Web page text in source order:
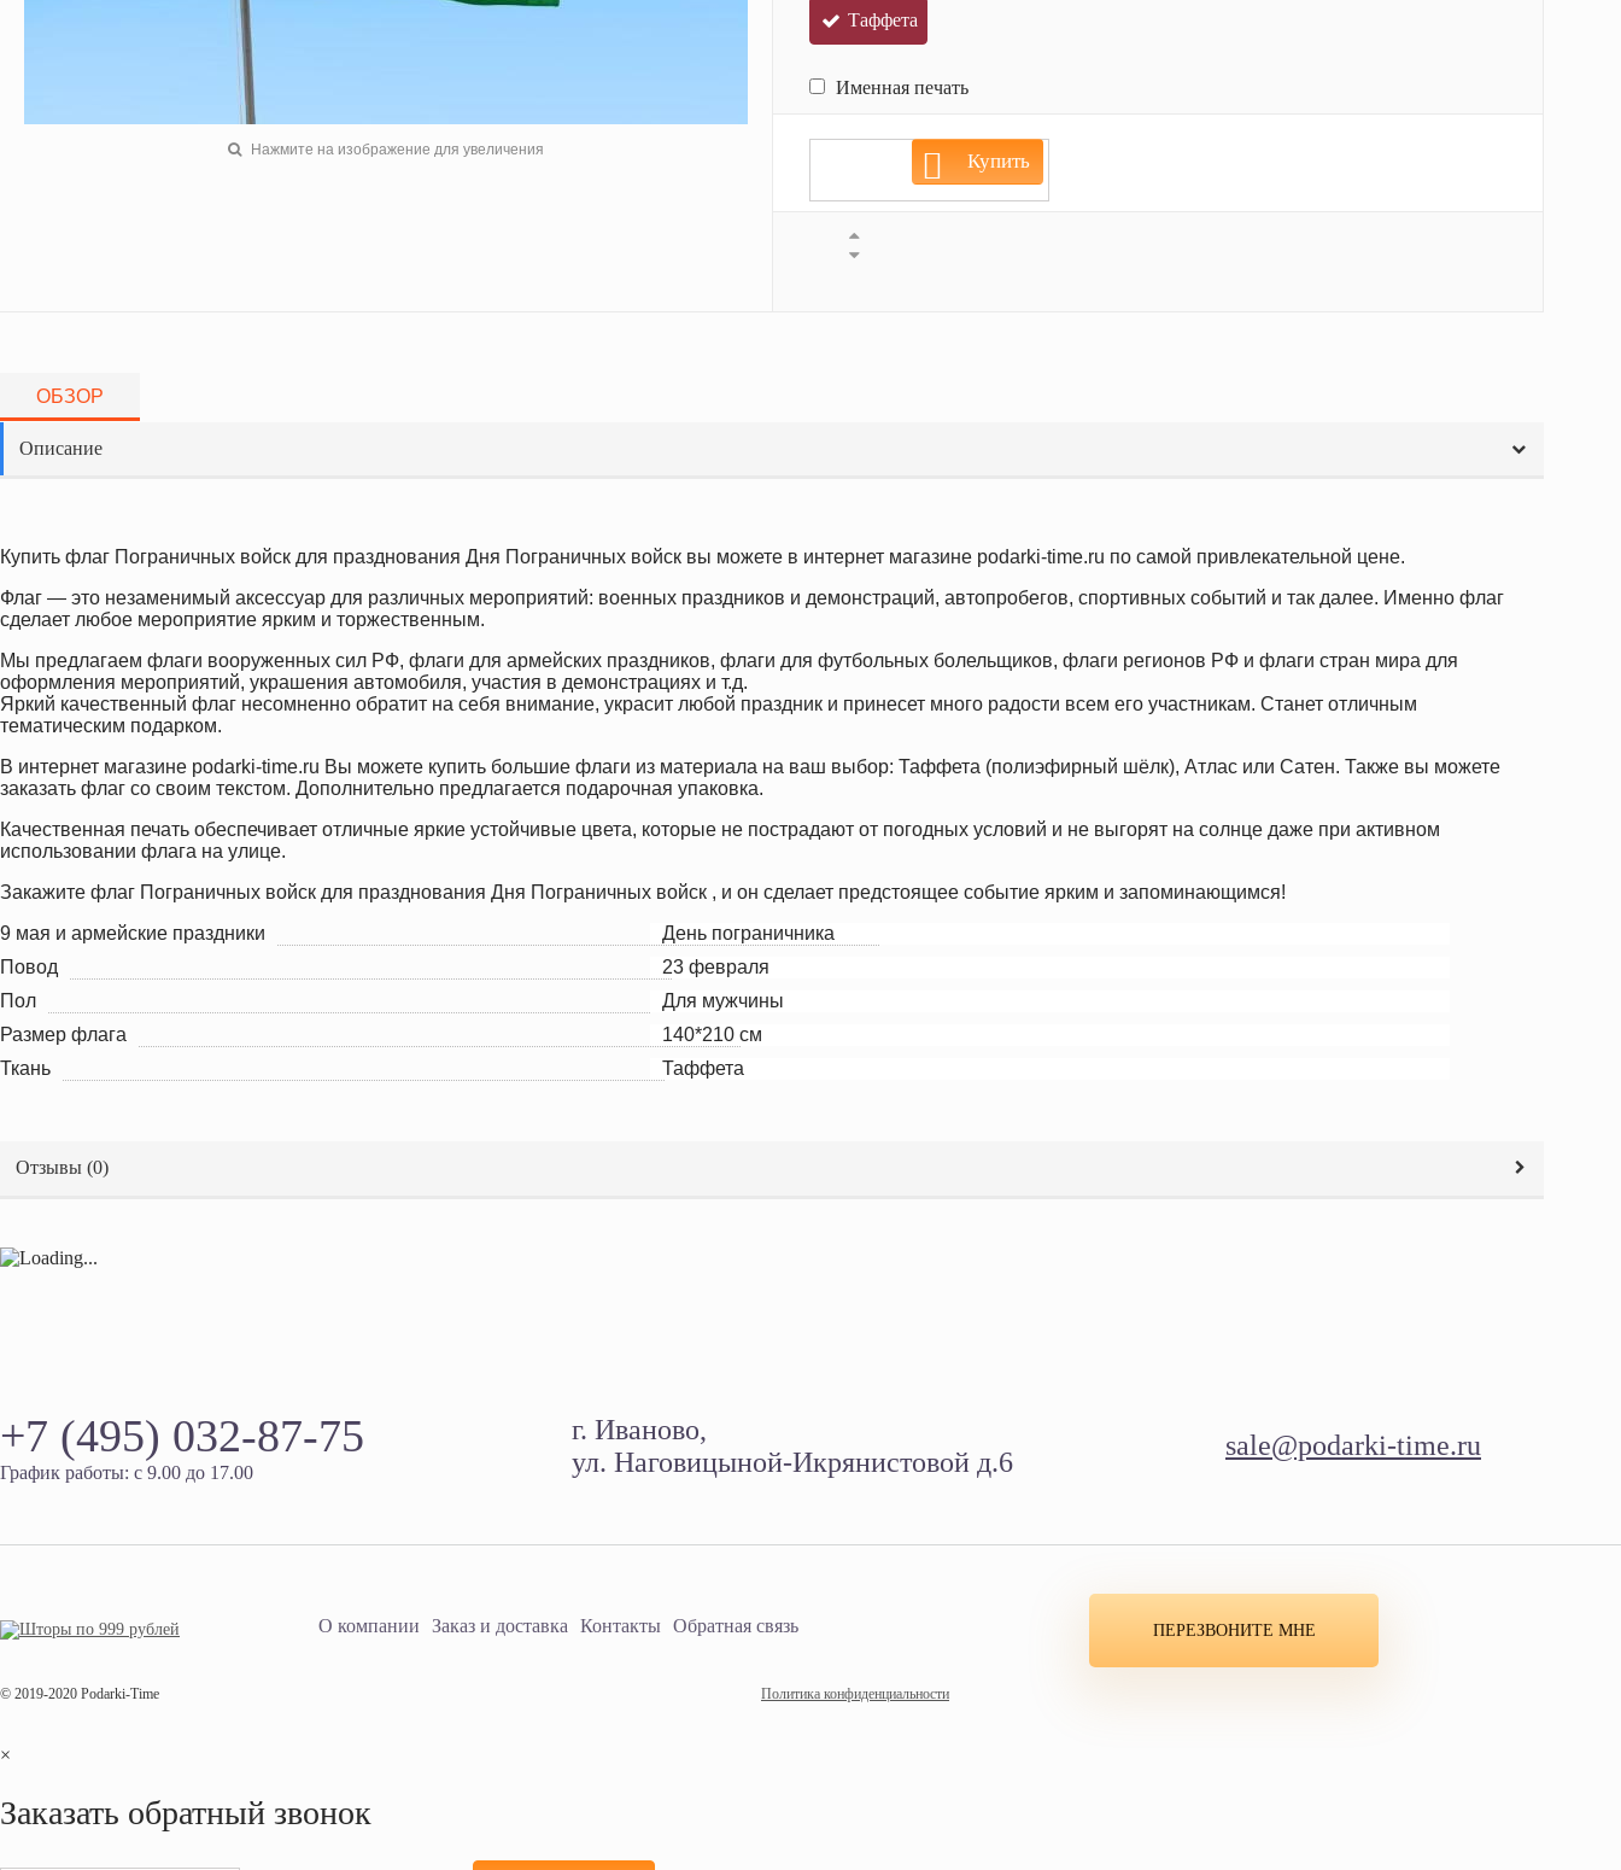
Нажмите на изображение для увеличения
Таффета
Именная печать
Купить
ОБЗОР
Описание
Купить флаг Пограничных войск для празднования Дня Пограничных войск вы можете в интернет магазине podarki-time.ru по самой привлекательной цене.
Флаг — это незаменимый аксессуар для различных мероприятий: военных праздников и демонстраций, автопробегов, спортивных событий и так далее. Именно флаг
сделает любое мероприятие ярким и торжественным.
Мы предлагаем флаги вооруженных сил РФ, флаги для армейских праздников, флаги для футбольных болельщиков, флаги регионов РФ и флаги стран мира для
оформления мероприятий, украшения автомобиля, участия в демонстрациях и т.д.
Яркий качественный флаг несомненно обратит на себя внимание, украсит любой праздник и принесет много радости всем его участникам. Станет отличным
тематическим подарком.
В интернет магазине podarki-time.ru Вы можете купить большие флаги из материала на ваш выбор: Таффета (полиэфирный шёлк), Атлас или Сатен. Также вы можете
заказать флаг со своим текстом. Дополнительно предлагается подарочная упаковка.
Качественная печать обеспечивает отличные яркие устойчивые цвета, которые не пострадают от погодных условий и не выгорят на солнце даже при активном
использовании флага на улице.
Закажите флаг Пограничных войск для празднования Дня Пограничных войск , и он сделает предстоящее событие ярким и запоминающимся!
9 мая и армейские праздники
День пограничника
Повод
23 февраля
Пол
Для мужчины
Размер флага
140*210 см
Ткань
Таффета
Отзывы (0)
+7 (495) 032-87-75
График работы: с 9.00 до 17.00
г. Иваново,
ул. Наговицыной-Икрянистовой д.6
sale@podarki-time.ru
О компании Заказ и доставка Контакты Обратная связь ПЕРЕЗВОНИТЕ МНЕ
© 2019-2020 Podarki-Time Политика конфиденциальности
×
Заказать обратный звонок